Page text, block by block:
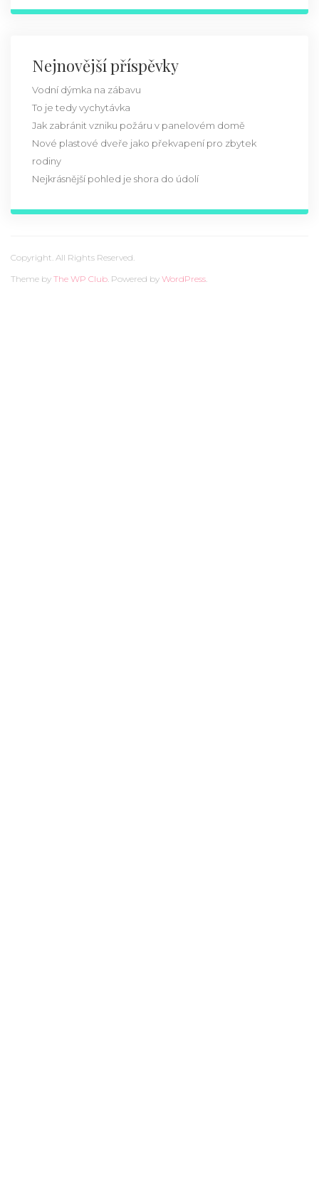
Nejnovější příspěvky
Vodní dýmka na zábavu
To je tedy vychytávka
Jak zabránit vzniku požáru v panelovém domě
Nové plastové dveře jako překvapení pro zbytek
rodiny
Nejkrásnější pohled je shora do údolí
Copyright. All Rights Reserved.
Theme by The WP Club . Powered by WordPress